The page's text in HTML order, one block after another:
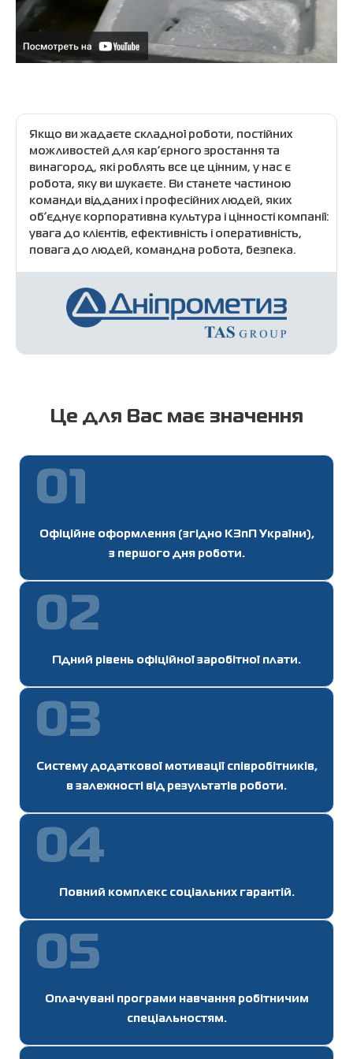
Цікаві завдання із гідною мотивацією, крім поточної
діяльності.
Конкурентний рівень зарплати.
Офіційне оформлення з першого дня роботи.
Медичне страхування.
Відпустка згідно законодавства України.
Місце роботи:
м. Дніпро, проспект Слобожанський, 20 (навпроти ТЦ
Наша Правда).
Графік роботи:
п’ятиденка з 8.00 до 17.00.
Будемо раді бачити Вас у своїй успішній команді!
Чи зацікавила вакансія?
При наданні резюме вказуйте прийнятний для вас
рівень заробітної плати.
Якщо ви жадаєте складної роботи, постійних
можливостей для кар’єрного зростання та
винагород, які роблять все це цінним, у нас є
робота, яку ви шукаєте. Ви станете частиною
команди відданих і професійних людей, яких
об’єднує корпоративна культура і цінності компанії:
увага до клієнтів, ефективність і оперативність,
повага до людей, командна робота, безпека.
Це для Вас має значення
01
Офіційне оформлення (згідно КЗпП України),
з першого дня роботи.
02
Гідний рівень офіційної заробітної плати.
03
Систему додаткової мотивації співробітників,
в залежності від результатів роботи.
04
Повний комплекс соціальних гарантій.
05
Оплачувані програми навчання робітничим
спеціальностям.